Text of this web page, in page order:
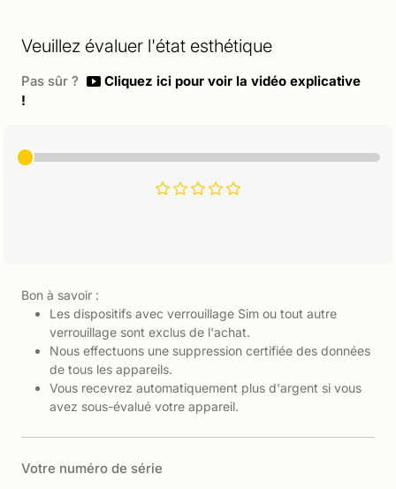
Veuillez évaluer l'état esthétique
Pas sûr ?
Cliquez ici pour voir la vidéo explicative
!
Bon à savoir :
Les dispositifs avec verrouillage Sim ou tout autre
verrouillage sont exclus de l'achat.
Nous effectuons une suppression certifiée des données
de tous les appareils.
Vous recevrez automatiquement plus d'argent si vous
avez sous-évalué votre appareil.
Votre numéro de série